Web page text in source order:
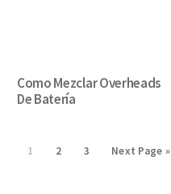
Como Mezclar Overheads
De Batería
Page
1 Page
2 Page
3
Go
Next Page »